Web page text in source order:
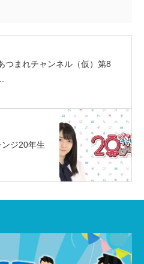
つまれチャンネル（仮）第8
ジ20年生